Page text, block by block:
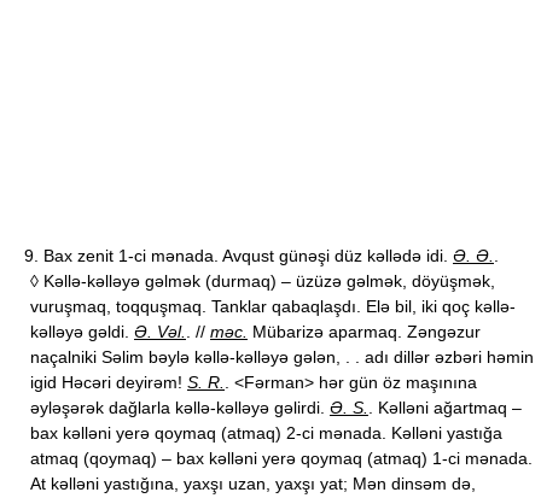
9. Bax zenit 1-ci mənada. Avqust günəşi düz kəllədə idi. Ə. Ə.
◊ Kəllə-kəlləyə gəlmək (durmaq) – üzüzə gəlmək, döyüşmək,
vuruşmaq, toqquşmaq. Tanklar qabaqlaşdı. Elə bil, iki qoç kəllə-
kəlləyə gəldi. Ə. Vəl. . // məc. Mübarizə aparmaq. Zəngəzur
naçalniki Səlim bəylə kəllə-kəlləyə gələn, . . adı dillər əzbəri həmin
igid Həcəri deyirəm! S. R.
. <Fərman> hər gün öz maşınına
əyləşərək dağlarla kəllə-kəlləyə gəlirdi. Ə. S.
. Kəlləni ağartmaq –
bax kəlləni yerə qoymaq (atmaq) 2-ci mənada. Kəlləni yastığa
atmaq (qoymaq) – bax kəlləni yerə qoymaq (atmaq) 1-ci mənada.
At kəlləni yastığına, yaxşı uzan, yaxşı yat; Mən dinsəm də,